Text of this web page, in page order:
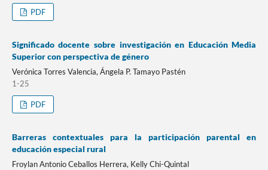
PDF
Significado docente sobre investigación en Educación Media
Superior con perspectiva de género
Verónica Torres Valencia, Ángela P. Tamayo Pastén
1-25
PDF
Barreras contextuales para la participación parental en
educación especial rural
Froylan Antonio Ceballos Herrera, Kelly Chi-Quintal